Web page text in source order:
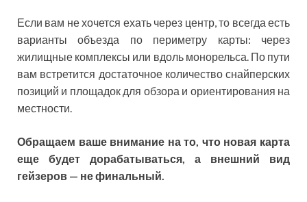
Если вам не хочется ехать через центр, то всегда есть
варианты объезда по периметру карты: через
жилищные комплексы или вдоль монорельса. По пути
вам встретится достаточное количество снайперских
позиций и площадок для обзора и ориентирования на
местности.
Обращаем ваше внимание на то, что новая карта
еще будет дорабатываться, а внешний вид
гейзеров — не финальный.